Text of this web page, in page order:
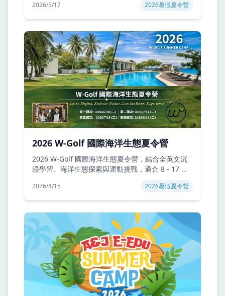
費、住宿、三餐、接送機與當地學雜費，適合想讓
孩子在安全校園中自然開口說英文的家庭。
2026/5/17 2026暑假夏令營
2026 W-Golf 國際海洋生態夏令營
2026 W-Golf 國際海洋生態夏令營，結合全英文沉
浸學習、海洋生態探索與運動挑戰，適合 8 - 17 歲
課，打造孩子語言力與獨立成長力，立即了解營隊
時間、課程與價格資訊！
2026/4/15 2026暑假夏令營